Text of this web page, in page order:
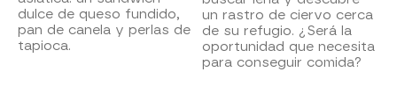
dulce de queso fundido,
pan de canela y perlas de
tapioca.
un rastro de ciervo cerca
de su refugio. ¿Será la
oportunidad que necesita
para conseguir comida?